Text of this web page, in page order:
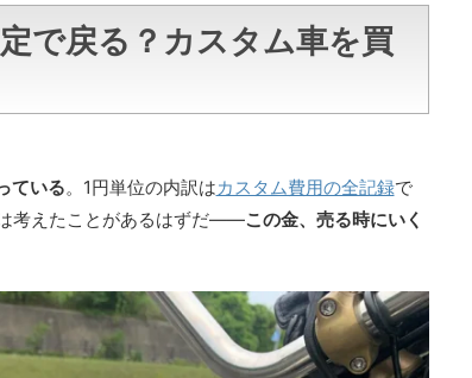
で戻る？カスタム車を買
ている。1円単位の内訳はカスタム費用の全記録で
考えたことがあるはずだ——この金、売る時にいく